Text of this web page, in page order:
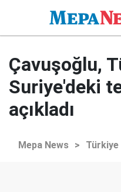
Çavuşoğlu,
Suriye'deki
açıkladı
Mepa News > Türkiye